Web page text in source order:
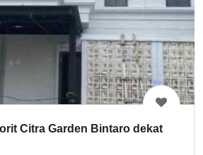
Citra Garden Bintaro dekat